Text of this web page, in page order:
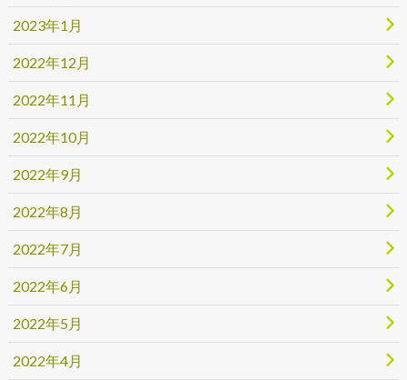
2023年1月
2022年12月
2022年11月
2022年10月
2022年9月
2022年8月
2022年7月
2022年6月
2022年5月
2022年4月